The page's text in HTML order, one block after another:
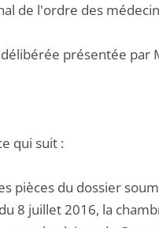
de l'ordre des
présentée par
qui suit :
pièces du dossier
8 juillet 2016, la